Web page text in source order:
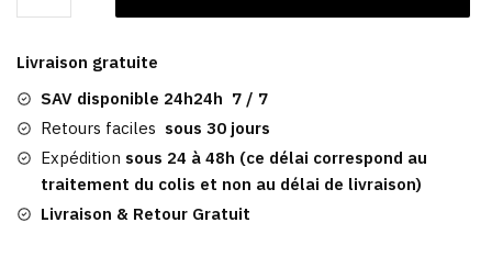
Casquette
New
York
|
Baseball
Livraison gratuite
SAV disponible 24h24h 7 / 7
Retours faciles sous 30 jours
Expédition sous 24 à 48h (ce délai correspond au
traitement du colis et non au délai de livraison)
Livraison & Retour Gratuit